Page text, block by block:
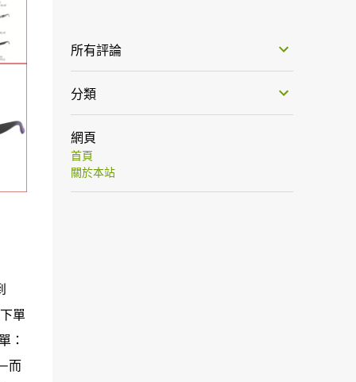
單
：
而
所有評論
分類
網頁
首頁
關於本站